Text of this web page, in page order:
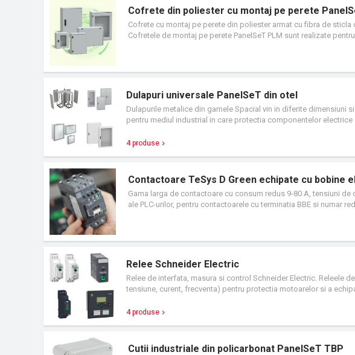
Cofrete din poliester cu montaj pe perete
Cofrete cu montaj pe perete din poliester armat cu fibra de sticla
Cofretele de montaj pe perete PanelSeT PLM sunt realizate
PEP). Ambalaj realizat din carton reciclat 75%. Fiabilitate
prin proiectarea sa. Flexibilitate fara egal: sunt disponibile
Posibilitate de personalizare a cofretelor (culori, decupaje,
Dulapuri universale PanelSeT din otel
Dulapurile metalice din gamele Spacial vin in diferite dimensiuni
pentru mediul industrial in care protectia componentelor
4 produse
Contactoare TeSys D Green echipate cu bobine
Gama larga de contactoare cu consum redus 9-80 A, tensiuni
ale PLC-urilor, pentru contactoarele cu terminatia BBE si numar
Relee Schneider Electric
Relee de interfata, masura si control Schneider Electric. Releele
tensiune, curent, frecventa) pentru protectia motoarelor si a
utilizat, rapid si usor de instalat. Cu optiunea de alegere a
4 produse
Cutii industriale din policarbonat PanelSeT TBP